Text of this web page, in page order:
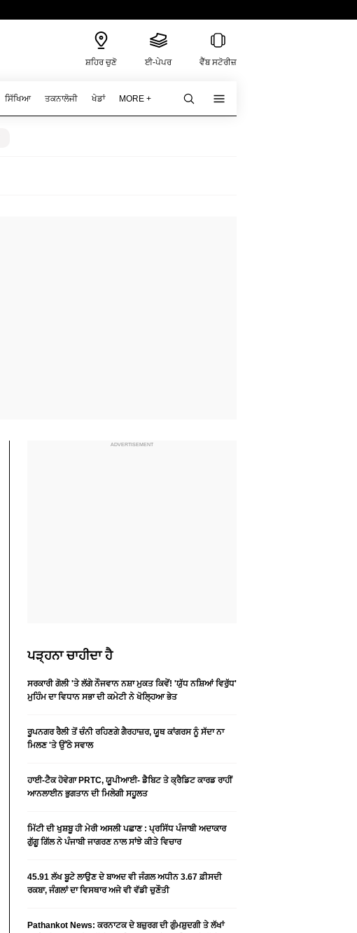
ਸ਼ਹਿਰ ਚੁਣੋ ਈ-ਪੇਪਰ ਵੈੱਬ ਸਟੋਰੀਜ਼
ਸਿੱਖਿਆ ਤਕਨਾਲੋਜੀ ਖੇਡਾਂ MORE +
ਪੜ੍ਹਨਾ ਚਾਹੀਦਾ ਹੈ
ਸਰਕਾਰੀ ਗੋਲੀ 'ਤੇ ਲੱਗੇ ਨੌਜਵਾਨ ਨਸ਼ਾ ਮੁਕਤ ਕਿਵੇਂ! 'ਯੁੱਧ ਨਸ਼ਿਆਂ ਵਿਰੁੱਧ'
ਮੁਹਿੰਮ ਦਾ ਵਿਧਾਨ ਸਭਾ ਦੀ ਕਮੇਟੀ ਨੇ ਖੋਲ੍ਹਿਆ ਭੇਤ
ਰੂਪਨਗਰ ਰੈਲੀ ਤੋਂ ਚੰਨੀ ਰਹਿਣਗੇ ਗੈਰਹਾਜ਼ਰ, ਯੂਥ ਕਾਂਗਰਸ ਨੂੰ ਸੱਦਾ ਨਾ
ਮਿਲਣ 'ਤੇ ਉੱਠੇ ਸਵਾਲ
ਹਾਈ-ਟੈਕ ਹੋਵੇਗਾ PRTC, ਯੂਪੀਆਈ- ਡੈਬਿਟ ਤੇ ਕ੍ਰੈਡਿਟ ਕਾਰਡ ਰਾਹੀਂ
ਆਨਲਾਈਨ ਭੁਗਤਾਨ ਦੀ ਮਿਲੇਗੀ ਸਹੂਲਤ
ਮਿੱਟੀ ਦੀ ਖੁਸ਼ਬੂ ਹੀ ਮੇਰੀ ਅਸਲੀ ਪਛਾਣ : ਪ੍ਰਸਿੱਧ ਪੰਜਾਬੀ ਅਦਾਕਾਰ
ਗੁੱਗੂ ਗਿੱਲ ਨੇ ਪੰਜਾਬੀ ਜਾਗਰਣ ਨਾਲ ਸਾਂਝੇ ਕੀਤੇ ਵਿਚਾਰ
45.91 ਲੱਖ ਬੂਟੇ ਲਾਉਣ ਦੇ ਬਾਅਦ ਵੀ ਜੰਗਲ ਅਧੀਨ 3.67 ਫ਼ੀਸਦੀ
ਰਕਬਾ, ਜੰਗਲਾਂ ਦਾ ਵਿਸਥਾਰ ਅਜੇ ਵੀ ਵੱਡੀ ਚੁਣੌਤੀ
Pathankot News: ਕਰਨਾਟਕ ਦੇ ਬਜ਼ੁਰਗ ਦੀ ਗੁੰਮਸ਼ੁਦਗੀ ਤੇ ਲੱਖਾਂ